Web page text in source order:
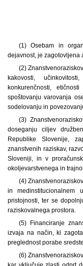
(1) Osebam in
dejavnost, je zagotovljena
(2)
kakovosti,
konkurenčnosti,
spoštovanju varovanja
sodelovanju in
(3)
doseganju ciljev
Republike Slovenije,
znanstvenih raziskav,
Sloveniji, in v
okoljevarstvenega in
(4)
in medinstitucionalnem
pristojnosti, ter se
raziskovalnega prostora.
(5) Financiranje
izvaja na način, ki
preglednost porabe
(6)